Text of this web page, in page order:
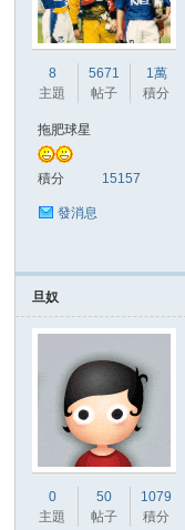
8
主題
5671
帖子
1萬
積分
拖肥球星
積分 15157
發消息
旦奴
0
主題
50
帖子
1079
積分